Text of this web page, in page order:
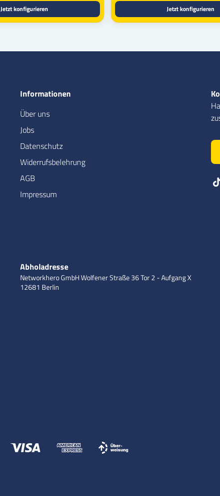
Jetzt konfigurieren Jetzt konfigurieren
Informationen
Über uns
Jobs
Datenschutz
Widerrufsbelehrung
AGB
Impressum
Abholadresse
Networkhero GmbHWolfener Straße 36Tor 2 - Aufgang X
12681 Berlin